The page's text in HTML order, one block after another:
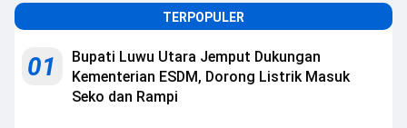
TERPOPULER
01
Bupati Luwu Utara Jemput Dukungan
Kementerian ESDM, Dorong Listrik Masuk
Seko dan Rampi